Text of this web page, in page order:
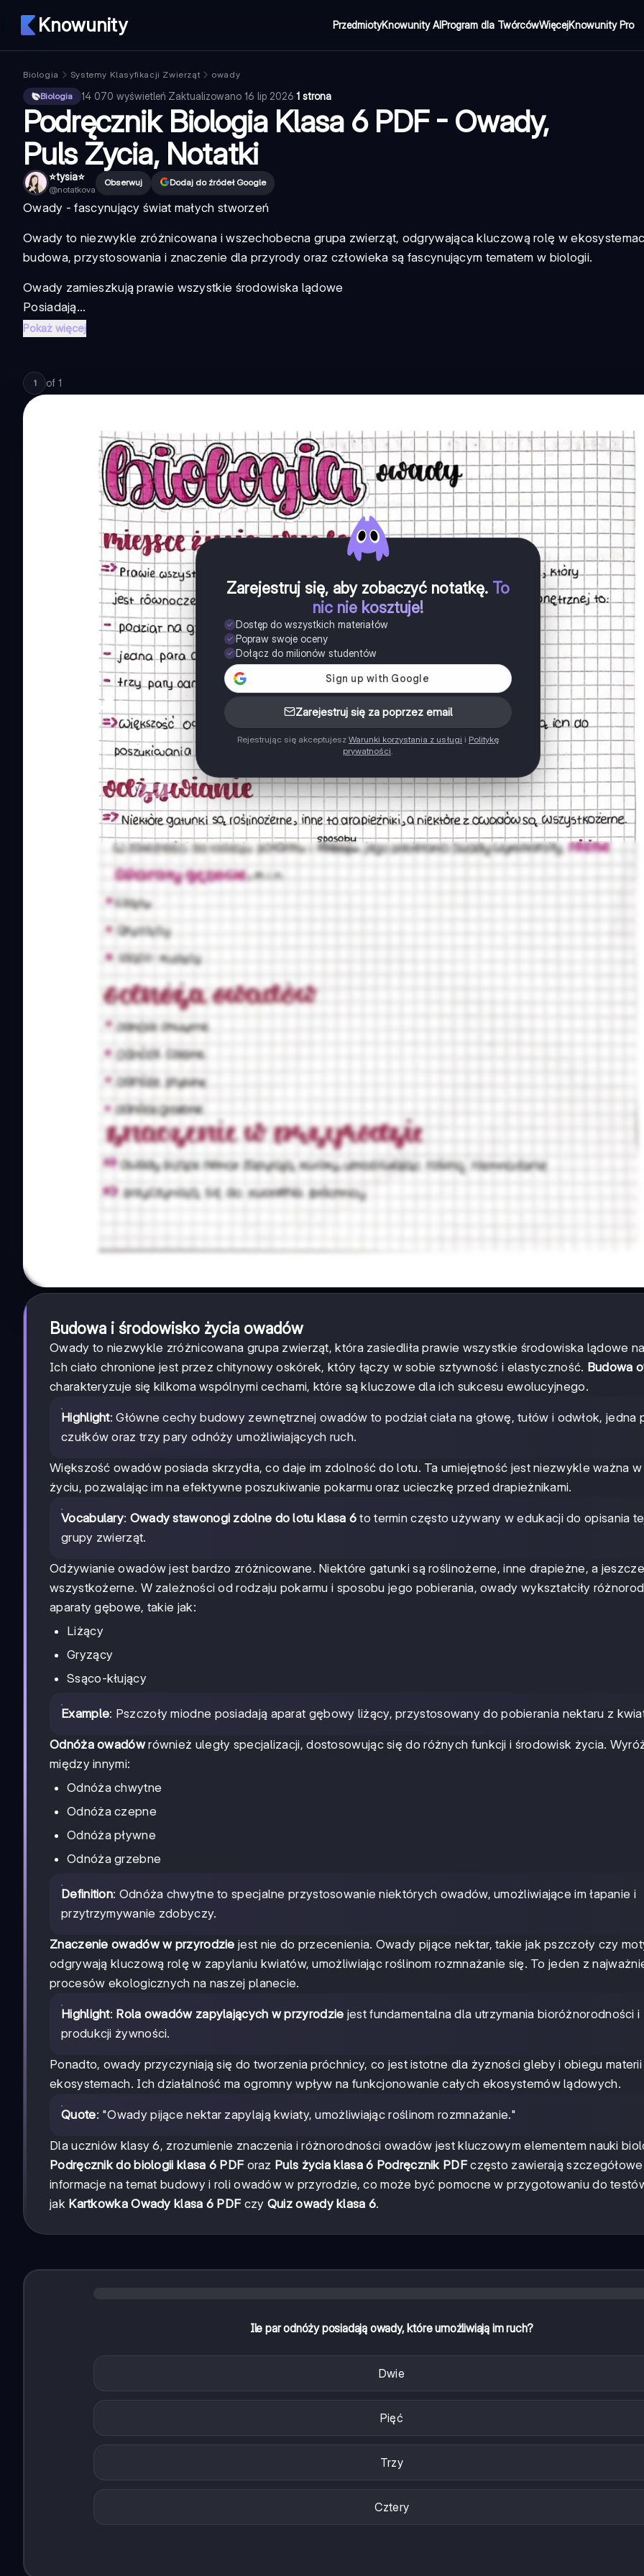
Knowunity PrzedmiotyKnowunity AIProgram dla TwórcówWięcejKnowunity Pro
Biologia Systemy Klasyfikacji Zwierząt
owady
Biologia
14 070 wyświetleń·Zaktualizowano 16 lip 2026·1 strona
Podręcznik Biologia Klasa 6 PDF - Owady,
Puls Życia, Notatki
⭐️tysia⭐️
@notatkova
Obserwuj Dodaj do źródeł Google
Owady - fascynujący świat małych stworzeń
Owady to niezwykle zróżnicowana i wszechobecna grupa zwierząt, odgrywająca kluczową rolę w
budowa, przystosowania i znaczenie dla przyrody oraz człowieka są fascynującym tematem w biologii.
Owady zamieszkują prawie wszystkie środowiska lądowe
Posiadają...
Pokaż więcej
1 of 1
Zarejestruj się, aby zobaczyć notatkę. To
nic nie kosztuje!
Dostęp do wszystkich materiałów
Popraw swoje oceny
Dołącz do milionów studentów
Zarejestruj się za poprzez email
Rejestrując się akceptujesz Warunki korzystania z usługi i Politykę
prywatności
Budowa i środowisko życia owadów
Owady to niezwykle zróżnicowana grupa zwierząt, która zasiedliła prawie wszystkie środowiska lądowe
Ich ciało chronione jest przez chitynowy oskórek, który łączy w sobie sztywność i elastyczność. Budowa
charakteryzuje się kilkoma wspólnymi cechami, które są kluczowe dla ich sukcesu ewolucyjnego.
Highlight: Główne cechy budowy zewnętrznej owadów to podział ciała na głowę, tułów i odwłok, jedna
czułków oraz trzy pary odnóży umożliwiających ruch.
Większość owadów posiada skrzydła, co daje im zdolność do lotu. Ta umiejętność jest niezwykle ważna w
życiu, pozwalając im na efektywne poszukiwanie pokarmu oraz ucieczkę przed drapieżnikami.
Vocabulary: Owady stawonogi zdolne do lotu klasa 6 to termin często używany w edukacji do opisania
grupy zwierząt.
Odżywianie owadów jest bardzo zróżnicowane. Niektóre gatunki są roślinożerne, inne drapieżne, a
wszystkożerne. W zależności od rodzaju pokarmu i sposobu jego pobierania, owady wykształciły
aparaty gębowe, takie jak:
Liżący
Gryzący
Ssąco-kłujący
Example: Pszczoły miodne posiadają aparat gębowy liżący, przystosowany do pobierania nektaru z
Odnóża owadówrównież uległy specjalizacji, dostosowując się do różnych funkcji i środowisk życia.
między innymi:
Odnóża chwytne
Odnóża czepne
Odnóża pływne
Odnóża grzebne
Definition: Odnóża chwytne to specjalne przystosowanie niektórych owadów, umożliwiające im łapanie i
przytrzymywanie zdobyczy.
Znaczenie owadów w przyrodzie jest nie do przecenienia. Owady pijące nektar, takie jak pszczoły czy
odgrywają kluczową rolę w zapylaniu kwiatów, umożliwiając roślinom rozmnażanie się. To jeden z
procesów ekologicznych na naszej planecie.
Highlight: Rola owadów zapylających w przyrodzie jest fundamentalna dla utrzymania bioróżnorodności i
produkcji żywności.
Ponadto, owady przyczyniają się do tworzenia próchnicy, co jest istotne dla żyzności gleby i obiegu materii
ekosystemach. Ich działalność ma ogromny wpływ na funkcjonowanie całych ekosystemów lądowych.
Quote: "Owady pijące nektar zapylają kwiaty, umożliwiając roślinom rozmnażanie."
Dla uczniów klasy 6, zrozumienie znaczenia i różnorodności owadów jest kluczowym elementem nauki
Podręcznik do biologii klasa 6 PDF oraz Puls życia klasa 6 Podręcznik PDFczęsto zawierają szczegółowe
informacje na temat budowy i roli owadów w przyrodzie, co może być pomocne w przygotowaniu do
jak Kartkowka Owady klasa 6 PDF czy Quiz owady klasa 6.
Ile par odnóży posiadają owady, które umożliwiają im ruch?
Dwie
Pięć
Trzy
Cztery